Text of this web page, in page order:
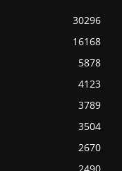
30296
16168
5878
4123
3789
3504
2670
2490